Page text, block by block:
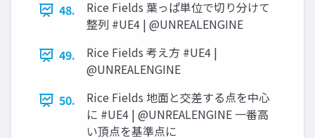
48.
Rice Fields 葉っぱ単位で切り分けて
整列 #UE4 | @UNREALENGINE
49.
Rice Fields 考え方 #UE4 |
@UNREALENGINE
50.
Rice Fields 地面と交差する点を中心
に #UE4 | @UNREALENGINE 一番高
い頂点を基準点に